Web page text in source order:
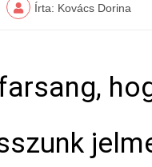
Írta: Kovács Dorina